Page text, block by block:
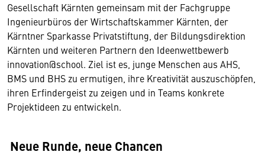
Gesellschaft Kärnten gemeinsam mit der Fachgruppe
Ingenieurbüros der Wirtschaftskammer Kärnten, der
Kärntner Sparkasse Privatstiftung, der Bildungsdirektion
Kärnten und weiteren Partnern den Ideenwettbewerb
innovation@school. Ziel ist es, junge Menschen aus AHS,
BMS und BHS zu ermutigen, ihre Kreativität auszuschöpfen,
ihren Erfindergeist zu zeigen und in Teams konkrete
Projektideen zu entwickeln.
Neue Runde, neue Chancen